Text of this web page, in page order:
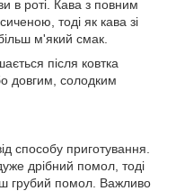
в роті. Кава з повним
тоді як кава зі
м'який смак.
після ковтка
довгим, солодким
способу приготування.
дрібний помол, тоді
грубий помол. Важливо